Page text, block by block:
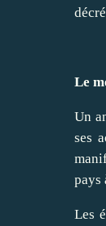
Le
Un
ses
pays
Les